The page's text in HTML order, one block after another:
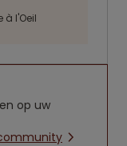
à l'Oeil
op uw